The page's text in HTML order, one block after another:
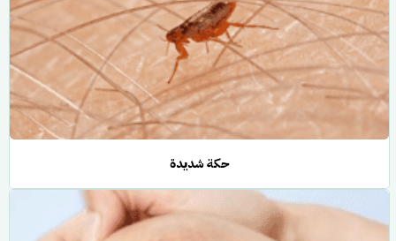
حكة شديدة